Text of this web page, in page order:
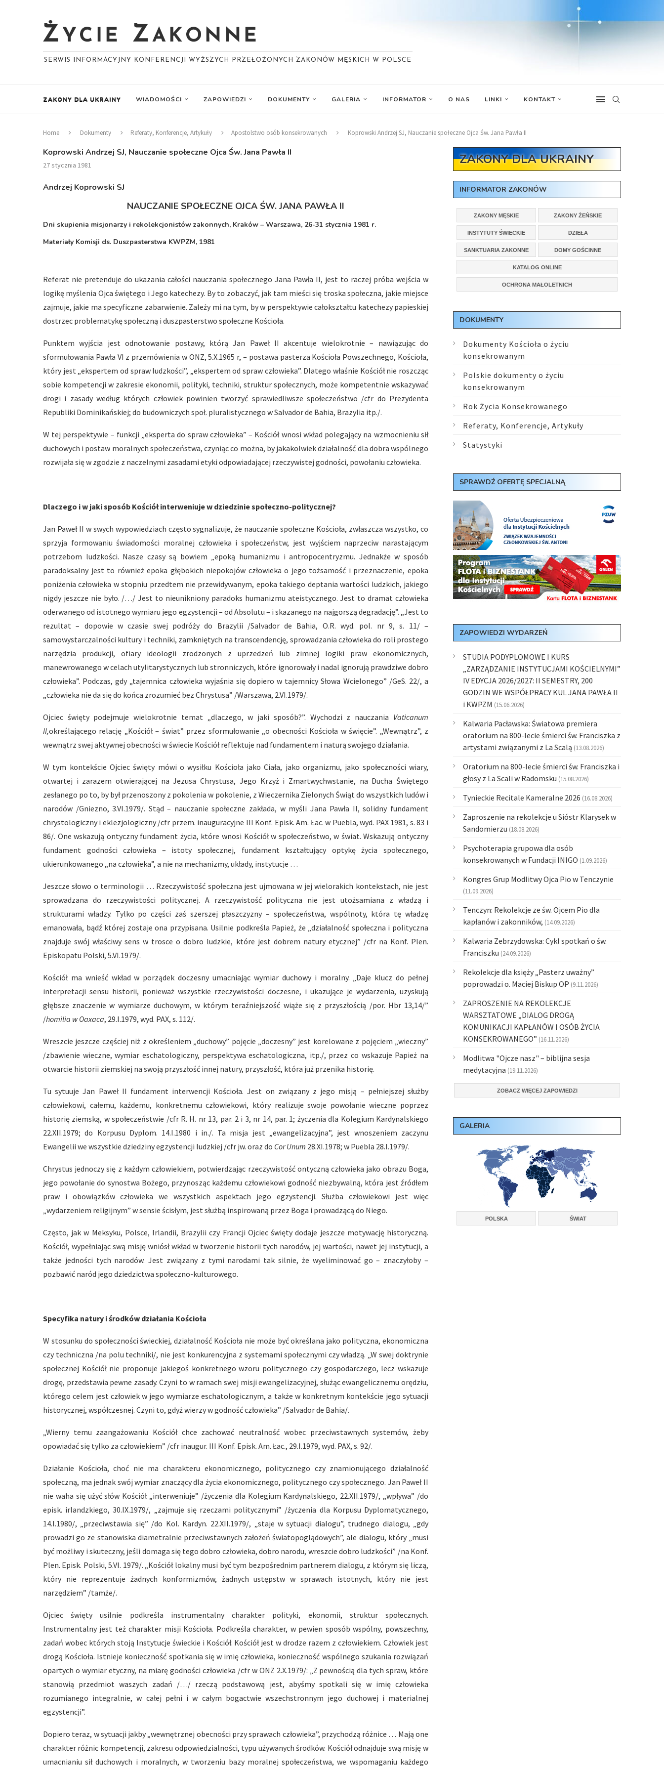
SERWIS INFORMACYJNY KONFERENCJI WYŻSZYCH PRZEŁOŻONYCH ZAKONÓW MĘSKICH W POLSCE
ZAKONY DLA UKRAINY WIADOMOŚCI ZAPOWIEDZI DOKUMENTY GALERIA INFORMATOR O NAS LINKI KONTAKT
Home Dokumenty Referaty, Konferencje, Artykuły Apostolstwo osób konsekrowanych Koprowski Andrzej SJ, Nauczanie społeczne Ojca Św. Jana Pawła II
Koprowski Andrzej SJ, Nauczanie społeczne Ojca Św. Jana Pawła II
27 stycznia 1981
Andrzej Koprowski SJ
NAUCZANIE SPOŁECZNE OJCA ŚW. JANA PAWŁA II
Dni skupienia misjonarzy i rekolekcjonistów zakonnych, Kraków – Warszawa, 26-31 stycznia 1981 r.
Materiały Komisji ds. Duszpasterstwa KWPZM, 1981
Referat nie pretenduje do ukazania całości nauczania społecznego Jana Pawła II, jest to raczej próba wejścia w
logikę myślenia Ojca świętego i Jego katechezy. By to zobaczyć, jak tam mieści się troska społeczna, jakie miejsce
zajmuje, jakie ma specyficzne zabarwienie. Zależy mi na tym, by w perspektywie całokształtu katechezy papieskiej
dostrzec problematykę społeczną i duszpasterstwo społeczne Kościoła.
Punktem wyjścia jest odnotowanie postawy, którą Jan Paweł II akcentuje wielokrotnie – nawiązując do
sformułowania Pawła VI z przemówienia w ONZ, 5.X.1965 r, – postawa pasterza Kościoła Powszechnego, Kościoła,
który jest „ekspertem od spraw ludzkości”, „ekspertem od spraw człowieka”. Dlatego właśnie Kościół nie roszcząc
sobie kompetencji w zakresie ekonomii, polityki, techniki, struktur społecznych, może kompetentnie wskazywać
drogi i zasady według których człowiek powinien tworzyć sprawiedliwsze społeczeństwo /cfr do Prezydenta
Republiki Dominikańskiej; do budowniczych społ. pluralistycznego w Salvador de Bahia, Brazylia itp./.
W tej perspektywie – funkcji „eksperta do spraw człowieka” – Kościół wnosi wkład polegający na wzmocnieniu sił
duchowych i postaw moralnych społeczeństwa, czyniąc co można, by jakakolwiek działalność dla dobra wspólnego
rozwijała się w zgodzie z naczelnymi zasadami etyki odpowiadającej rzeczywistej godności, powołaniu człowieka.
Dlaczego i w jaki sposób Kościół interweniuje w dziedzinie społeczno-politycznej?
Jan Paweł II w swych wypowiedziach często sygnalizuje, że nauczanie społeczne Kościoła, zwłaszcza wszystko, co
sprzyja formowaniu świadomości moralnej człowieka i społeczeństw, jest wyjściem naprzeciw narastającym
potrzebom ludzkości. Nasze czasy są bowiem „epoką humanizmu i antropocentryzmu. Jednakże w sposób
paradoksalny jest to również epoka głębokich niepokojów człowieka o jego tożsamość i przeznaczenie, epoka
poniżenia człowieka w stopniu przedtem nie przewidywanym, epoka takiego deptania wartości ludzkich, jakiego
nigdy jeszcze nie było. /…/ Jest to nieunikniony paradoks humanizmu ateistycznego. Jest to dramat człowieka
oderwanego od istotnego wymiaru jego egzystencji – od Absolutu – i skazanego na najgorszą degradację”. „Jest to
rezultat – dopowie w czasie swej podróży do Brazylii /Salvador de Bahia, O.R. wyd. pol. nr 9, s. 11/ –
samowystarczalności kultury i techniki, zamkniętych na transcendencję, sprowadzania człowieka do roli prostego
narzędzia produkcji, ofiary ideologii zrodzonych z uprzedzeń lub zimnej logiki praw ekonomicznych,
manewrowanego w celach utylitarystycznych lub stronniczych, które ignorowały i nadal ignorują prawdziwe dobro
człowieka”. Podczas, gdy „tajemnica człowieka wyjaśnia się dopiero w tajemnicy Słowa Wcielonego” /GeS. 22/, a
„człowieka nie da się do końca zrozumieć bez Chrystusa” /Warszawa, 2.VI.1979/.
Ojciec święty podejmuje wielokrotnie temat „dlaczego, w jaki sposób?”. Wychodzi z nauczania Vaticanum
II,określającego relację „Kościół – świat” przez sformułowanie „o obecności Kościoła w święcie”. „Wewnątrz”, z
wewnątrz swej aktywnej obecności w świecie Kościół reflektuje nad fundamentem i naturą swojego działania.
W tym kontekście Ojciec święty mówi o wysiłku Kościoła jako Ciała, jako organizmu, jako społeczności wiary,
otwartej i zarazem otwierającej na Jezusa Chrystusa, Jego Krzyż i Zmartwychwstanie, na Ducha Świętego
zesłanego po to, by był przenoszony z pokolenia w pokolenie, z Wieczernika Zielonych Świąt do wszystkich ludów i
narodów /Gniezno, 3.VI.1979/. Stąd – nauczanie społeczne zakłada, w myśli Jana Pawła II, solidny fundament
chrystologiczny i eklezjologiczny /cfr przem. inauguracyjne III Konf. Episk. Am. Łac. w Puebla, wyd. PAX 1981, s. 83 i
86/. One wskazują ontyczny fundament życia, które wnosi Kościół w społeczeństwo, w świat. Wskazują ontyczny
fundament godności człowieka – istoty społecznej, fundament kształtujący optykę życia społecznego,
ukierunkowanego „na człowieka”, a nie na mechanizmy, układy, instytucje …
Jeszcze słowo o terminologii … Rzeczywistość społeczna jest ujmowana w jej wielorakich kontekstach, nie jest
sprowadzana do rzeczywistości politycznej. A rzeczywistość polityczna nie jest utożsamiana z władzą i
strukturami władzy. Tylko po części zaś szerszej płaszczyzny – społeczeństwa, wspólnoty, która tę władzę
emanowała, bądź której zostaje ona przypisana. Usilnie podkreśla Papież, że „działalność społeczna i polityczna
znajduje swój właściwy sens w trosce o dobro ludzkie, które jest dobrem natury etycznej” /cfr na Konf. Plen.
Episkopatu Polski, 5.VI.1979/.
Kościół ma wnieść wkład w porządek doczesny umacniając wymiar duchowy i moralny. „Daje klucz do pełnej
interpretacji sensu historii, ponieważ wszystkie rzeczywistości doczesne, i ukazujące je wydarzenia, uzyskują
głębsze znaczenie w wymiarze duchowym, w którym teraźniejszość wiąże się z przyszłością /por. Hbr 13,14/”
/homilia w Oaxaca, 29.I.1979, wyd. PAX, s. 112/.
Wreszcie jeszcze częściej niż z określeniem „duchowy” pojęcie „doczesny” jest korelowane z pojęciem „wieczny”
/zbawienie wieczne, wymiar eschatologiczny, perspektywa eschatologiczna, itp./, przez co wskazuje Papież na
otwarcie historii ziemskiej na swoją przyszłość innej natury, przyszłość, która już przenika historię.
Tu sytuuje Jan Paweł II fundament interwencji Kościoła. Jest on związany z jego misją – pełniejszej służby
człowiekowi, całemu, każdemu, konkretnemu człowiekowi, który realizuje swoje powołanie wieczne poprzez
historię ziemską, w społeczeństwie /cfr R. H. nr 13, par. 2 i 3, nr 14, par. 1; życzenia dla Kolegium Kardynalskiego
22.XII.1979; do Korpusu Dyplom. 14.I.1980 i in./. Ta misja jest „ewangelizacyjna”, jest wnoszeniem zaczynu
Ewangelii we wszystkie dziedziny egzystencji ludzkiej /cfr jw. oraz do Cor Unum 28.XI.1978; w Puebla 28.I.1979/.
Chrystus jednoczy się z każdym człowiekiem, potwierdzając rzeczywistość ontyczną człowieka jako obrazu Boga,
jego powołanie do synostwa Bożego, przynosząc każdemu człowiekowi godność niezbywalną, która jest źródłem
praw i obowiązków człowieka we wszystkich aspektach jego egzystencji. Służba człowiekowi jest więc
„wydarzeniem religijnym” w sensie ścisłym, jest służbą inspirowaną przez Boga i prowadzącą do Niego.
Często, jak w Meksyku, Polsce, Irlandii, Brazylii czy Francji Ojciec święty dodaje jeszcze motywację historyczną.
Kościół, wypełniając swą misję wniósł wkład w tworzenie historii tych narodów, jej wartości, nawet jej instytucji, a
także jedności tych narodów. Jest związany z tymi narodami tak silnie, że wyeliminować go – znaczyłoby –
pozbawić naród jego dziedzictwa społeczno-kulturowego.
Specyfika natury i środków działania Kościoła
W stosunku do społeczności świeckiej, działalność Kościoła nie może być określana jako polityczna, ekonomiczna
czy techniczna /na polu techniki/, nie jest konkurencyjna z systemami społecznymi czy władzą. „W swej doktrynie
społecznej Kościół nie proponuje jakiegoś konkretnego wzoru politycznego czy gospodarczego, lecz wskazuje
drogę, przedstawia pewne zasady. Czyni to w ramach swej misji ewangelizacyjnej, służąc ewangelicznemu orędziu,
którego celem jest człowiek w jego wymiarze eschatologicznym, a także w konkretnym kontekście jego sytuacji
historycznej, współczesnej. Czyni to, gdyż wierzy w godność człowieka” /Salvador de Bahia/.
„Wierny temu zaangażowaniu Kościół chce zachować neutralność wobec przeciwstawnych systemów, żeby
opowiadać się tylko za człowiekiem” /cfr inaugur. III Konf. Episk. Am. Łac., 29.I.1979, wyd. PAX, s. 92/.
Działanie Kościoła, choć nie ma charakteru ekonomicznego, politycznego czy znamionującego działalność
społeczną, ma jednak swój wymiar znaczący dla życia ekonomicznego, politycznego czy społecznego. Jan Paweł II
nie waha się użyć słów Kościół „interweniuje” /życzenia dla Kolegium Kardynalskiego, 22.XII.1979/, „wpływa” /do
episk. irlandzkiego, 30.IX.1979/, „zajmuje się rzeczami politycznymi” /życzenia dla Korpusu Dyplomatycznego,
14.I.1980/, „przeciwstawia się” /do Kol. Kardyn. 22.XII.1979/, „staje w sytuacji dialogu”, trudnego dialogu, „gdy
prowadzi go ze stanowiska diametralnie przeciwstawnych założeń światopoglądowych”, ale dialogu, który „musi
być możliwy i skuteczny, jeśli domaga się tego dobro człowieka, dobro narodu, wreszcie dobro ludzkości” /na Konf.
Plen. Episk. Polski, 5.VI. 1979/. „Kościół lokalny musi być tym bezpośrednim partnerem dialogu, z którym się liczą,
który nie reprezentuje żadnych konformizmów, żadnych ustępstw w sprawach istotnych, który nie jest
narzędziem” /tamże/.
Ojciec święty usilnie podkreśla instrumentalny charakter polityki, ekonomii, struktur społecznych.
Instrumentalny jest też charakter misji Kościoła. Podkreśla charakter, w pewien sposób wspólny, powszechny,
zadań wobec których stoją Instytucje świeckie i Kościół. Kościół jest w drodze razem z człowiekiem. Człowiek jest
drogą Kościoła. Istnieje konieczność spotkania się w imię człowieka, konieczność wspólnego szukania rozwiązań
opartych o wymiar etyczny, na miarę godności człowieka /cfr w ONZ 2.X.1979/: „Z pewnością dla tych spraw, które
stanowią przedmiot waszych zadań /…/ rzeczą podstawową jest, abyśmy spotkali się w imię człowieka
rozumianego integralnie, w całej pełni i w całym bogactwie wszechstronnym jego duchowej i materialnej
egzystencji”.
Dopiero teraz, w sytuacji jakby „wewnętrznej obecności przy sprawach człowieka”, przychodzą różnice … Mają one
charakter różnic kompetencji, zakresu odpowiedzialności, typu używanych środków. Kościół odnajduje swą misję w
umacnianiu sił duchowych i moralnych, w tworzeniu bazy moralnej społeczeństwa, we wspomaganiu każdego
ZAKONY DLA UKRAINY
INFORMATOR ZAKONÓW
ZAKONY MĘSKIE ZAKONY ŻEŃSKIE
INSTYTUTY ŚWIECKIE DZIEŁA
SANKTUARIA ZAKONNE DOMY GOŚCINNE
KATALOG ONLINE
OCHRONA MAŁOLETNICH
DOKUMENTY
Dokumenty Kościoła o życiu
konsekrowanym
Polskie dokumenty o życiu
konsekrowanym
Rok Życia Konsekrowanego
Referaty, Konferencje, Artykuły
Statystyki
SPRAWDŹ OFERTĘ SPECJALNĄ
ZAPOWIEDZI WYDARZEŃ
STUDIA PODYPLOMOWE I KURS
„ZARZĄDZANIE INSTYTUCJAMI KOŚCIELNYMI”
IV EDYCJA 2026/2027: II SEMESTRY, 200
GODZIN WE WSPÓŁPRACY KUL JANA PAWŁA II
i KWPZM (15.06.2026)
Kalwaria Pacławska: Światowa premiera
oratorium na 800-lecie śmierci św. Franciszka z
artystami związanymi z La Scalą (13.08.2026)
Oratorium na 800-lecie śmierci św. Franciszka i
głosy z La Scali w Radomsku (15.08.2026)
Tynieckie Recitale Kameralne 2026 (16.08.2026)
Zaproszenie na rekolekcje u Sióstr Klarysek w
Sandomierzu (18.08.2026)
Psychoterapia grupowa dla osób
konsekrowanych w Fundacji INIGO (1.09.2026)
Kongres Grup Modlitwy Ojca Pio w Tenczynie
(11.09.2026)
Tenczyn: Rekolekcje ze św. Ojcem Pio dla
kapłanów i zakonników, (14.09.2026)
Kalwaria Zebrzydowska: Cykl spotkań o św.
Franciszku (24.09.2026)
Rekolekcje dla księży „Pasterz uważny”
poprowadzi o. Maciej Biskup OP (9.11.2026)
ZAPROSZENIE NA REKOLEKCJE
WARSZTATOWE „DIALOG DROGĄ
KOMUNIKACJI KAPŁANÓW I OSÓB ŻYCIA
KONSEKROWANEGO” (16.11.2026)
Modlitwa "Ojcze nasz" – biblijna sesja
medytacyjna (19.11.2026)
ZOBACZ WIĘCEJ ZAPOWIEDZI
GALERIA
POLSKA ŚWIAT